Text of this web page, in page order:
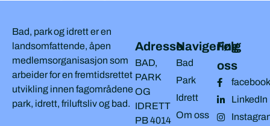
Bad, park og idrett er en
landsomfattende, åpen
medlemsorganisasjon som
arbeider for en fremtidsrettet
utvikling innen fagområdene
park, idrett, friluftsliv og bad.
Adresse
BAD,
PARK
OG
IDRETT
PB 4014
Navigering
Bad
Park
Idrett
Om oss
Følg
oss
facebook
LinkedIn